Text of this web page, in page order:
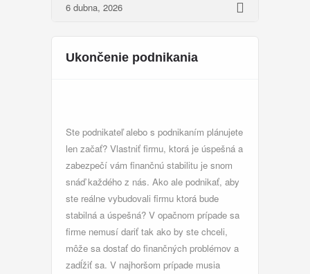
6 dubna, 2026
Ukončenie podnikania
Ste podnikateľ alebo s podnikaním plánujete
len začať? Vlastniť firmu, ktorá je úspešná a
zabezpečí vám finančnú stabilitu je snom
snáď každého z nás. Ako ale podnikať, aby
ste reálne vybudovali firmu ktorá bude
stabilná a úspešná? V opačnom prípade sa
firme nemusí dariť tak ako by ste chceli,
môže sa dostať do finančných problémov a
zadĺžiť sa. V najhoršom prípade musia